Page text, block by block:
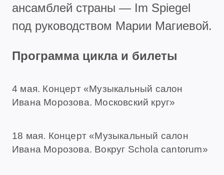
ансамблей страны — Im Spiegel
под руководством Марии Магиевой.
Программа цикла и билеты
4 мая. Концерт «Музыкальный салон
Ивана Морозова. Московский круг»
18 мая. Концерт «Музыкальный салон
Ивана Морозова. Вокруг Schola cantorum»